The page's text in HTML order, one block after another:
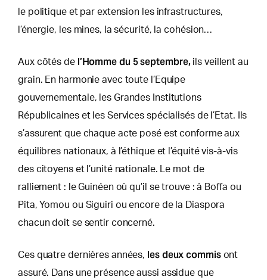
le politique et par extension les infrastructures,
l’énergie, les mines, la sécurité, la cohésion…
Aux côtés de l’Homme du 5 septembre,ils veillent au
grain. En harmonie avec toute l’Equipe
gouvernementale, les Grandes Institutions
Républicaines et les Services spécialisés de l’Etat. Ils
s’assurent que chaque acte posé est conforme aux
équilibres nationaux, à l’éthique et l’équité vis-à-vis
des citoyens et l’unité nationale. Le mot de
ralliement : le Guinéen où qu’il se trouve : à Boffa ou
Pita, Yomou ou Siguiri ou encore de la Diaspora
chacun doit se sentir concerné.
Ces quatre dernières années, les deux commisont
assuré. Dans une présence aussi assidue que